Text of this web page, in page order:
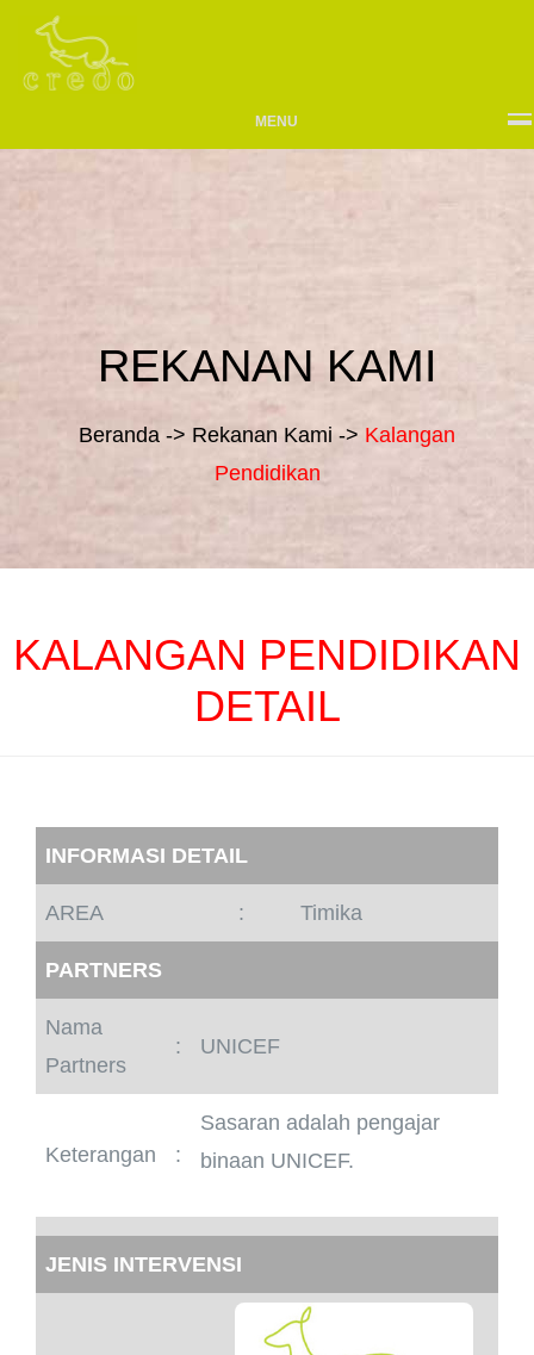
MENU
REKANAN KAMI
Beranda -> Rekanan Kami -> Kalangan
Pendidikan
KALANGAN PENDIDIKAN
DETAIL
INFORMASI DETAIL
AREA : Timika
PARTNERS
Nama
Partners
: UNICEF
Keterangan :
Sasaran adalah pengajar
binaan UNICEF.
JENIS INTERVENSI